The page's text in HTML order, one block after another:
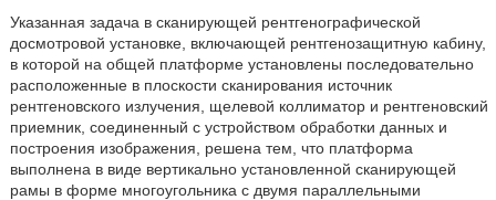
Указанная задача в сканирующей рентгенографической
досмотровой установке, включающей рентгенозащитную кабину,
в которой на общей платформе установлены последовательно
расположенные в плоскости сканирования источник
рентгеновского излучения, щелевой коллиматор и рентгеновский
приемник, соединенный с устройством обработки данных и
построения изображения, решена тем, что платформа
выполнена в виде вертикально установленной сканирующей
рамы в форме многоугольника с двумя параллельными